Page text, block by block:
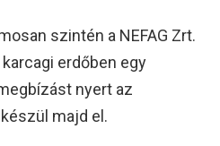
szintén a NEFAG Zrt.
erdőben egy
nyert az
majd el.